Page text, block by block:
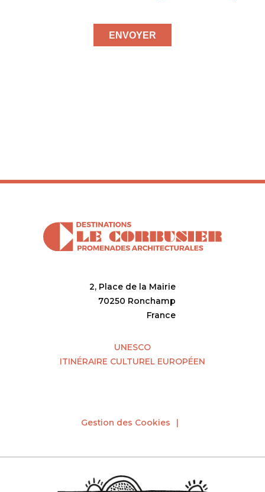
ENVOYER
2, Place de la Mairie
70250 Ronchamp
France
UNESCO
ITINÉRAIRE CULTUREL EUROPÉEN
Gestion des Cookies